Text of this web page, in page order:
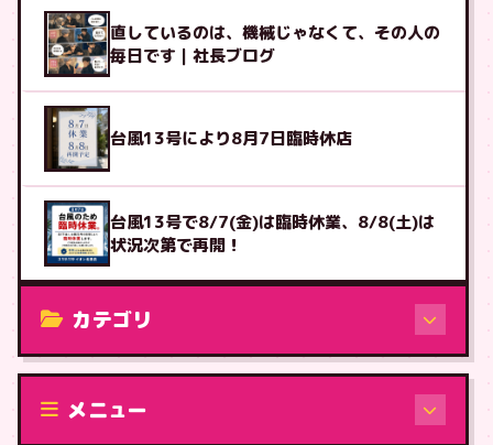
直しているのは、機械じゃなくて、その人の
毎日です｜社長ブログ
台風13号により8月7日臨時休店
台風13号で8/7(金)は臨時休業、8/8(土)は
状況次第で再開！
カテゴリ
修理（機種から）
メニュー